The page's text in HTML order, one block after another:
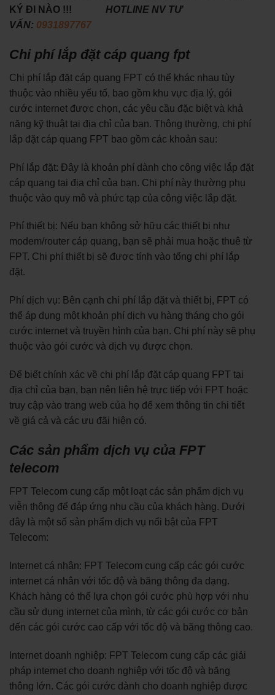
KÝ ĐI NÀO !!!
HOTLINE NV TƯ
VẤN: 0931897767
Chi phí lắp đặt cáp quang fpt
Chi phí lắp đặt cáp quang FPT có thể khác nhau tùy
thuộc vào nhiều yếu tố, bao gồm khu vực địa lý, gói
cước internet được chọn, các yêu cầu đặc biệt và khả
năng kỹ thuật tại địa chỉ của bạn. Thông thường, chi phí
lắp đặt cáp quang FPT bao gồm các khoản sau:
Phí lắp đặt: Đây là khoản phí dành cho công việc lắp đặt
cáp quang tại địa chỉ của bạn. Chi phí này thường phụ
thuộc vào quy mô và phức tạp của công việc lắp đặt.
Phí thiết bị: Nếu bạn không sở hữu các thiết bị như
modem/router cáp quang, bạn sẽ phải mua hoặc thuê từ
FPT. Chi phí thiết bị sẽ được tính vào tổng chi phí lắp
đặt.
Phí dịch vụ: Bên cạnh chi phí lắp đặt và thiết bị, FPT có
thể áp dụng một khoản phí dịch vụ hàng tháng cho gói
cước internet và truyền hình của bạn. Chi phí này sẽ phụ
thuộc vào gói cước và dịch vụ được chọn.
Để biết chính xác về chi phí lắp đặt cáp quang FPT tại
địa chỉ của bạn, bạn nên liên hệ trực tiếp với FPT hoặc
truy cập vào trang web của họ để xem thông tin chi tiết
về giá cả và các ưu đãi hiện có.
Các sản phẩm dịch vụ của FPT
telecom
FPT Telecom cung cấp một loạt các sản phẩm dịch vụ
viễn thông để đáp ứng nhu cầu của khách hàng. Dưới
đây là một số sản phẩm dịch vụ nổi bật của FPT
Telecom:
Internet cá nhân: FPT Telecom cung cấp các gói cước
internet cá nhân với tốc độ và băng thông đa dạng.
Khách hàng có thể lựa chọn gói cước phù hợp với nhu
cầu sử dụng internet của mình, từ các gói cước cơ bản
đến các gói cước cao cấp với tốc độ và băng thông cao.
Internet doanh nghiệp: FPT Telecom cung cấp các giải
pháp internet cho doanh nghiệp với tốc độ và băng
thông lớn. Các gói cước dành cho doanh nghiệp được